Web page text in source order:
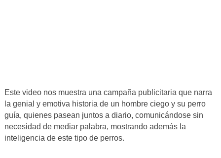
Este video nos muestra una campaña publicitaria que narra
la genial y emotiva historia de un hombre ciego y su perro
guía, quienes pasean juntos a diario, comunicándose sin
necesidad de mediar palabra, mostrando además la
inteligencia de este tipo de perros.